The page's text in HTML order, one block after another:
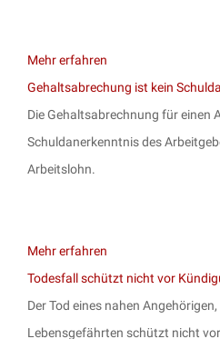
Mehr erfahren
Gehaltsabrechung ist kein
Die Gehaltsabrechnung für einen
Schuldanerkenntnis des
Arbeitslohn.
Mehr erfahren
Todesfall schützt nicht vor
Der Tod eines nahen
Lebensgefährten schützt nicht